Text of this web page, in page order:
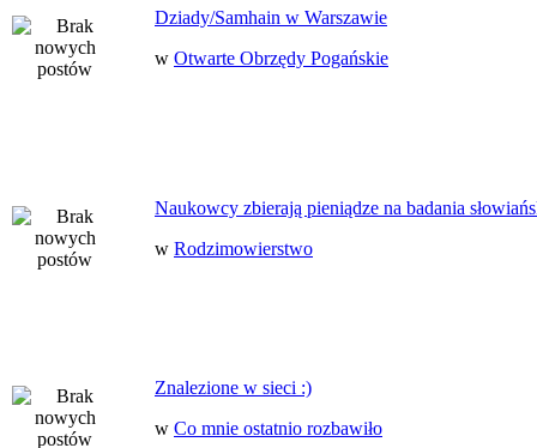
Dziady/Samhain w Warszawie
w Otwarte Obrzędy Pogańskie
Naukowcy zbierają pieniądze na badania
w Rodzimowierstwo
Znalezione w sieci :)
w Co mnie ostatnio rozbawiło